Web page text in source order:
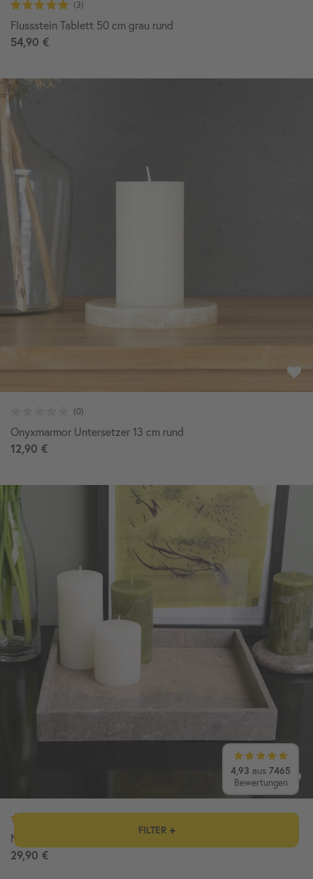
4,93 aus 7465
Bewertungen
Flussstein Tablett 50 cm grau rund
54,90 €
Onyxmarmor Untersetzer 13 cm rund
12,90 €
Marmor Tablett 30 cm grau quadratisch
29,90 €
FILTER